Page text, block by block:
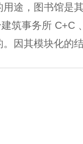
途，图书馆是
筑事务所 C+C
。因其模块化的